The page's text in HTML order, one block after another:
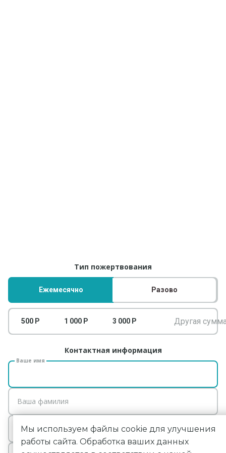
Тип пожертвования
Ежемесячно Разово
500 Р 1 000 Р 3 000 Р
Контактная информация
Ваше имя
Ваша фамилия
E-mail
Телефон (не обязательно)
Мы используем файлы cookie для улучшения
работы сайта. Обработка ваших данных